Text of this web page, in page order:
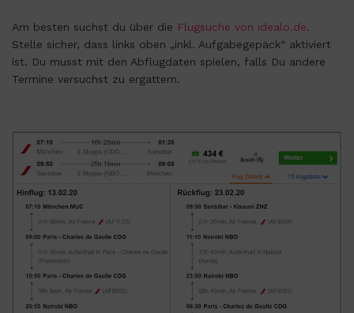
Am besten suchst du über die Flugsuche von idealo.de.
Stelle sicher, dass links oben „inkl. Aufgabegepäck“ aktiviert
ist. Du musst mit den Abflugdaten spielen, falls Du andere
Termine versuchst zu ergattern.